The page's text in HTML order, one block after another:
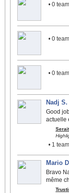
• 0
• 0
• 0
Nadj S.
Good
actuelle
• 1
Mario
Bravo
même